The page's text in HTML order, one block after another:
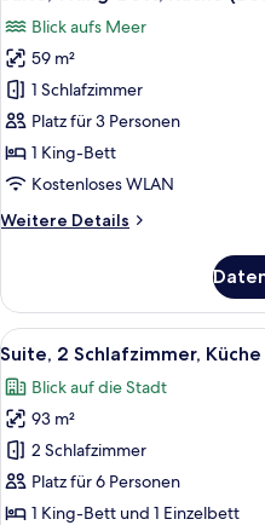
Fotos
für
Suite,
1 King-
Bett,
Küche
(Bosphorus)
Blick aufs Meer
59 m²
1 Schlafzimmer
Platz für 3 Personen
1 King-Bett
Kostenloses WLAN
Weitere Details
Weitere
1 King-
Bett,
Küche
Alle
Fotos
für
Suite,
2 Schlafzimmer,
Küche
anzeigen
18
Suite, 2 Schlafzimmer, Küche
Blick auf die Stadt
93 m²
2 Schlafzimmer
Platz für 6 Personen
1 King-Bett und 1 Einzelbett